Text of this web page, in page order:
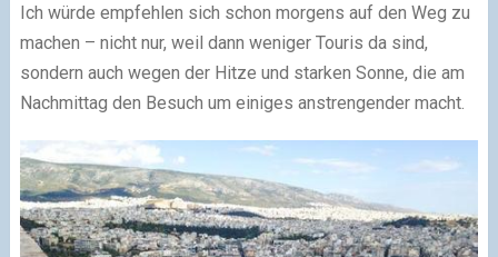
Ich würde empfehlen sich schon morgens auf den Weg zu
machen – nicht nur, weil dann weniger Touris da sind,
sondern auch wegen der Hitze und starken Sonne, die am
Nachmittag den Besuch um einiges anstrengender macht.